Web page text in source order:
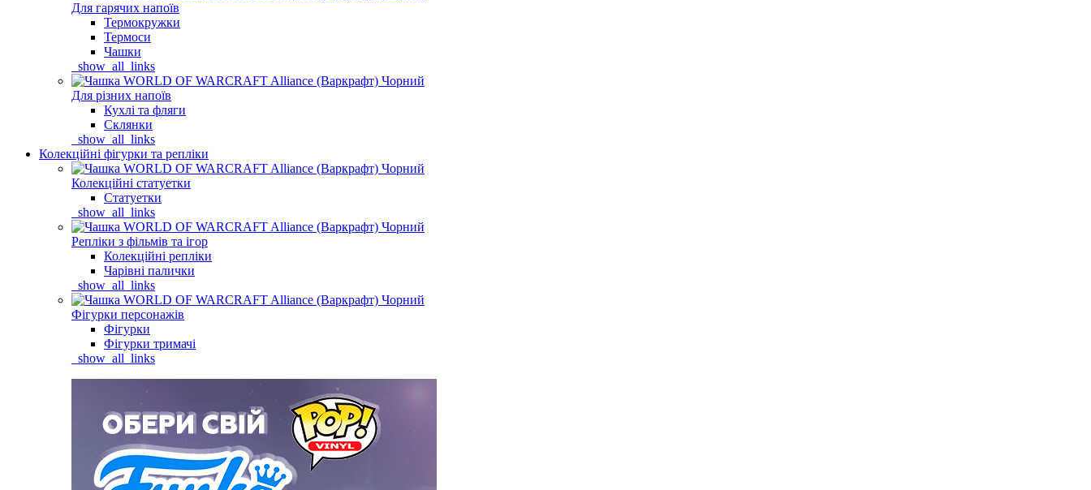
Для гарячих напоїв
Термокружки
Термоси
Чашки
_show_all_links
Для різних напоїв
Кухлі та фляги
Склянки
_show_all_links
Колекційні фігурки та репліки
Колекційні статуетки
Статуетки
_show_all_links
Репліки з фільмів та ігор
Колекційні репліки
Чарівні палички
_show_all_links
Фігурки персонажів
Фігурки
Фігурки тримачі
_show_all_links